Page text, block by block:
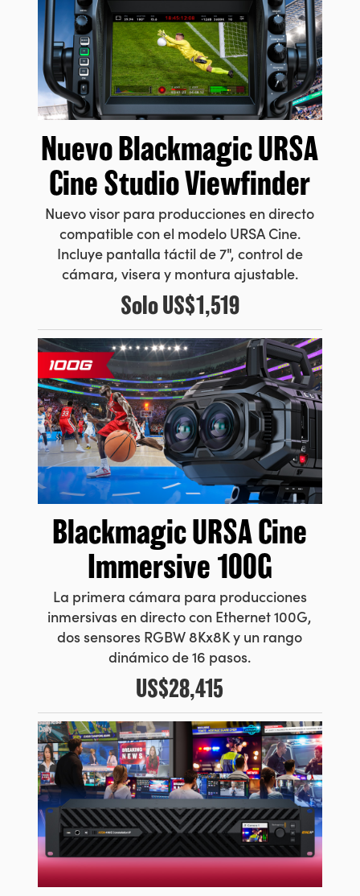
NuevoBlackmagic URSA
Cine Studio Viewfinder
Nuevo visor para producciones en directo
compatible con el modelo URSA Cine.
Incluye pantalla táctil de 7", control de
cámara, visera y montura ajustable.
SoloUS$1,519
BlackmagicURSA Cine
Immersive 100G
La primera cámara para producciones
inmersivas en directo con Ethernet 100G,
dos sensores RGBW 8Kx8K y un rango
dinámico de 16 pasos.
US$28,415